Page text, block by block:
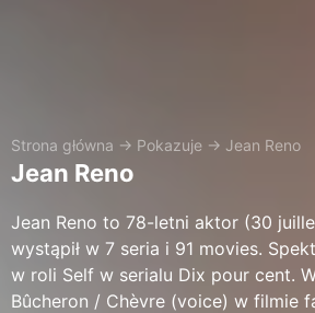
Strona główna → Pokazuje → Jean Reno
Jean Reno
Jean Reno to 78-letni aktor (30
wystąpił w 7 seria i 91 movies.
w roli Self w serialu Dix pour cent.
Bûcheron / Chèvre (voice) w filmie